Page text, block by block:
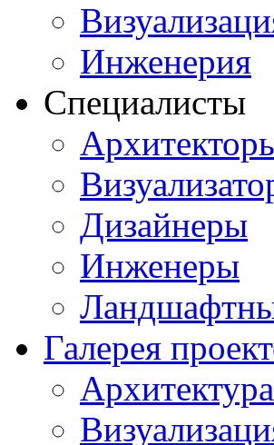
Инженерия
Специалисты
Дизайнеры
Инженеры
Галерея
Архитектура